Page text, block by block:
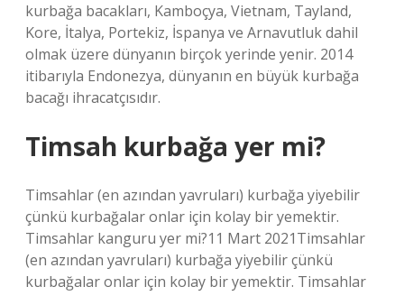
kurbağa bacakları, Kamboçya, Vietnam, Tayland,
Kore, İtalya, Portekiz, İspanya ve Arnavutluk dahil
olmak üzere dünyanın birçok yerinde yenir. 2014
itibarıyla Endonezya, dünyanın en büyük kurbağa
bacağı ihracatçısıdır.
Timsah kurbağa yer mi?
Timsahlar (en azından yavruları) kurbağa yiyebilir
çünkü kurbağalar onlar için kolay bir yemektir.
Timsahlar kanguru yer mi?11 Mart 2021Timsahlar
(en azından yavruları) kurbağa yiyebilir çünkü
kurbağalar onlar için kolay bir yemektir. Timsahlar